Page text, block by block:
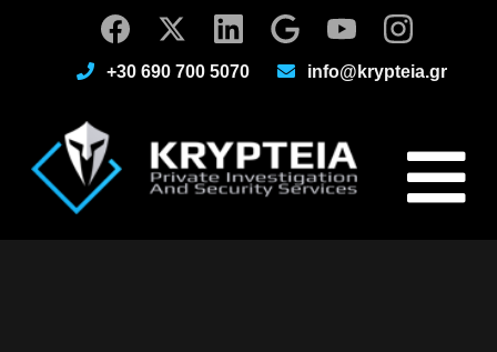
+30 690 700 5070 info@krypteia.gr